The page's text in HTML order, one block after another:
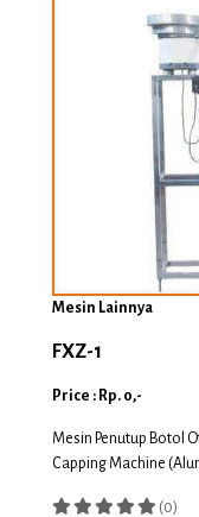
Mesin Lainnya
FXZ-1
Price : Rp. 0,-
Mesin Penutup Botol
Capping Machine
(0)